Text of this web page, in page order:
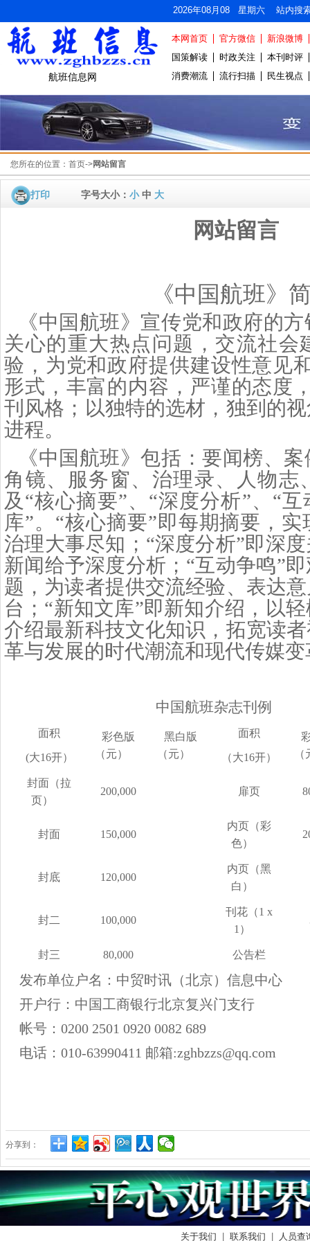
2026年08月08 星期六 站内搜
航班信息网
本网首页 官方微信
新浪微博
国策解读
时政关注
本刊时评
消费潮流
流行扫描 民生视点
您所在的位置： 首页->网站留言
打印 字号大小： 小中 大
网站留言
《中国航班》
《中国航班》 宣传党和政府的
关心的重大热点问题，交流社会
验， 为党和政府提供建设性意见
形式，丰富的内容，严谨的态度
刊风格；以独特的选材，独到的
进程。
《中国航班》包括：要闻榜、
角镜、服务窗、治理录、人物志
及 “核心摘要”、“深度分析”、“
库”。“核心摘要”即每期摘要，
治理大事尽知；“深度分析”即深
新闻给予深度分析；“互动争鸣”
题，为读者提供交流经验、表达
台；“新知文库”即新知介绍，以
介绍最新科技文化知识，拓宽读
革与发展的时代潮流和现代传媒
中国航班杂志刊例
面积
(大16开）
彩色版
（元）
黑白版
（元）
面积
（大16开）
封面（拉
页）
200,000 扉页
封面 150,000
内页（彩
色）
封底 120,000
内页（黑
白）
封二 100,000
刊花（1 x
1）
封三 80,000 公告栏
发布单位户名：中贸时讯（北京）信息中心
开户行：中国工商银行北京复兴门支行
帐号：0200 2501 0920 0082 689
电话：010-63990411 邮箱:zghbzzs@qq.com
分享到：
关于我们 联系我们 人员查